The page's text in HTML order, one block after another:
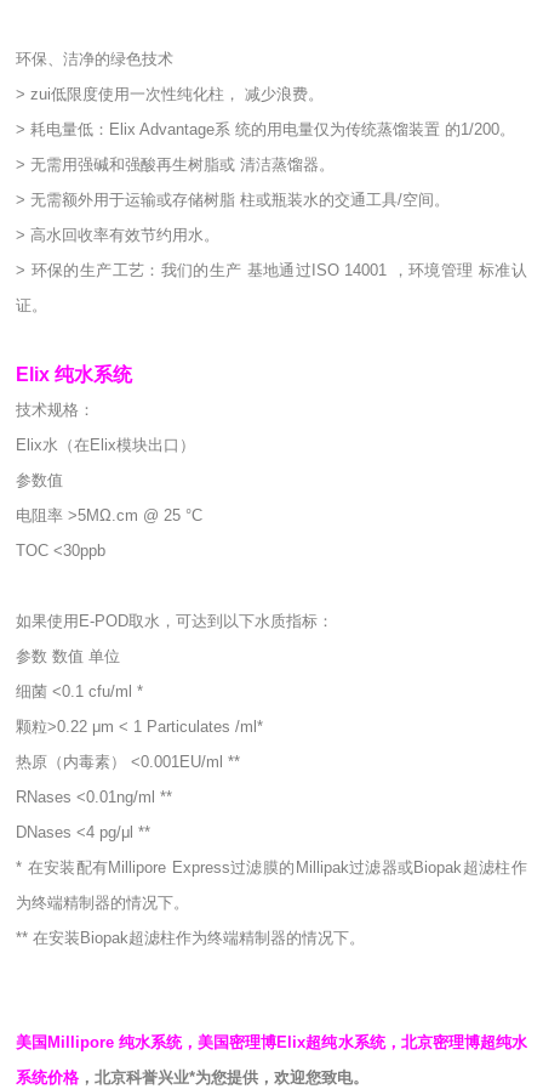
环保、洁净的绿色技术
> zui低限度使用一次性纯化柱， 减少浪费。
> 耗电量低：Elix Advantage系 统的用电量仅为传统蒸馏装置 的1/200。
> 无需用强碱和强酸再生树脂或 清洁蒸馏器。
> 无需额外用于运输或存储树脂 柱或瓶装水的交通工具/空间。
> 高水回收率有效节约用水。
> 环保的生产工艺：我们的生产 基地通过ISO 14001 ，环境管理 标准认
证。
Elix 纯水系统
技术规格：
Elix水（在Elix模块出口）
参数值
电阻率 >5MΩ.cm @ 25 °C
TOC <30ppb
如果使用E-POD取水，可达到以下水质指标：
参数 数值 单位
细菌 <0.1 cfu/ml *
颗粒>0.22 μm < 1 Particulates /ml*
热原（内毒素） <0.001EU/ml **
RNases <0.01ng/ml **
DNases <4 pg/μl **
* 在安装配有Millipore Express过滤膜的Millipak过滤器或Biopak超滤柱作
为终端精制器的情况下。
** 在安装Biopak超滤柱作为终端精制器的情况下。
美国Millipore 纯水系统，美国密理博Elix超纯水系统，北京密理博超纯水
系统价格 ，北京科誉兴业*为您提供，欢迎您致电。